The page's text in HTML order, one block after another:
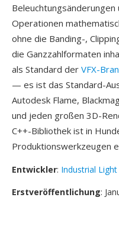
Operationen
ohne die Banding-,
die Ganzzahlformaten
als Standard der VFX-
— es ist das Standard-
Autodesk Flame,
und jeden großen 3D-
C++-Bibliothek ist in
Produktionswerkzeugen
Entwickler: Industrial
Erstveröffentlichung: